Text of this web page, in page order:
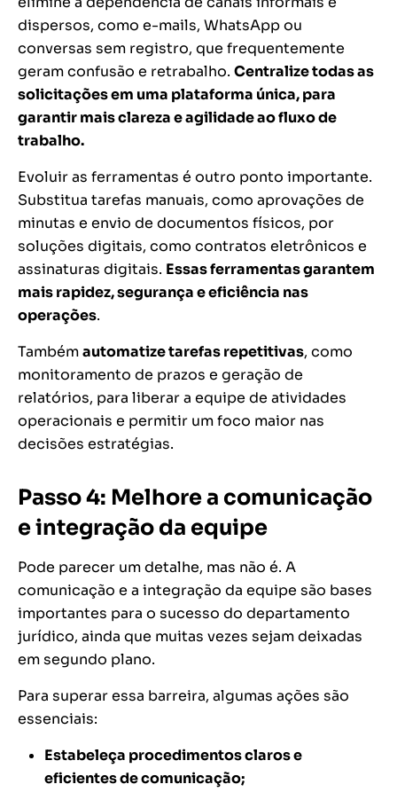
dispersos, como e-mails, WhatsApp ou
conversas sem registro, que frequentemente
geram confusão e retrabalho. Centralize todas as
solicitações em uma plataforma única, para
garantir mais clareza e agilidade ao fluxo de
trabalho.
Evoluir as ferramentas é outro ponto importante.
Substitua tarefas manuais, como aprovações de
minutas e envio de documentos físicos, por
soluções digitais, como contratos eletrônicos e
assinaturas digitais. Essas ferramentas garantem
mais rapidez, segurança e eficiência nas
operações.
Tambémautomatize tarefas repetitivas, como
monitoramento de prazos e geração de
relatórios, para liberar a equipe de atividades
operacionais e permitir um foco maior nas
decisões estratégias.
Passo 4: Melhore a comunicação
e integração da equipe
Pode parecer um detalhe, mas não é. A
comunicação e a integração da equipe são bases
importantes para o sucesso do departamento
jurídico, ainda que muitas vezes sejam deixadas
em segundo plano.
Para superar essa barreira, algumas ações são
essenciais:
Estabeleça procedimentos claros e
eficientes de comunicação;